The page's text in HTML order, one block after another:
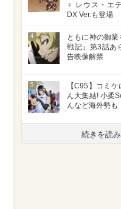
♀ レウス・エ
DX Ver.も登場
4
ともに神の御
戦記』第3話あ
告映像解禁
5
【C95】コミ
ん大集結! 小柔
んなど海外勢も
続きを読